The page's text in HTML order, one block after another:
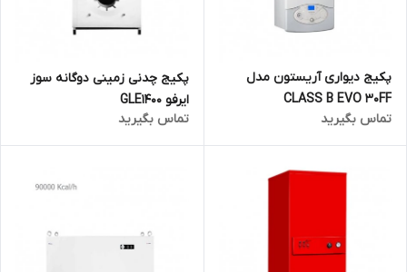
پکیج دیواری آریستون مدل
CLASS B EVO 30FF
تماس بگیرید
پکیج چدنی زمینی دوگانه سوز
ایرفو GLE1400
تماس بگیرید